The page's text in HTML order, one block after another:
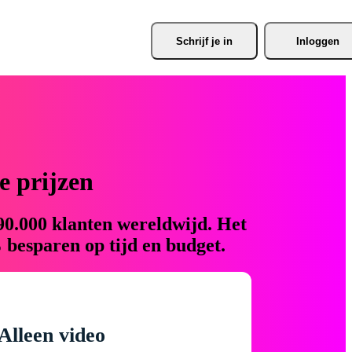
Schrijf je in Inloggen
prijzen
klanten wereldwijd. Het
op tijd en budget.
video